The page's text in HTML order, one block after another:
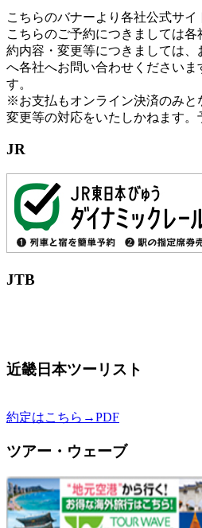
こちらのバナーより各社公式サイ
こちらのご予約につきましては
約内容・変更等につきましては
へ各社へお問い合わせくださいま
す。
※お支払もオンライン決済のみと
変更等の対応をいたしかねます。
JR
JTB
近畿日本ツーリスト
約定はこちら→PDF
ツアー・ウェーブ